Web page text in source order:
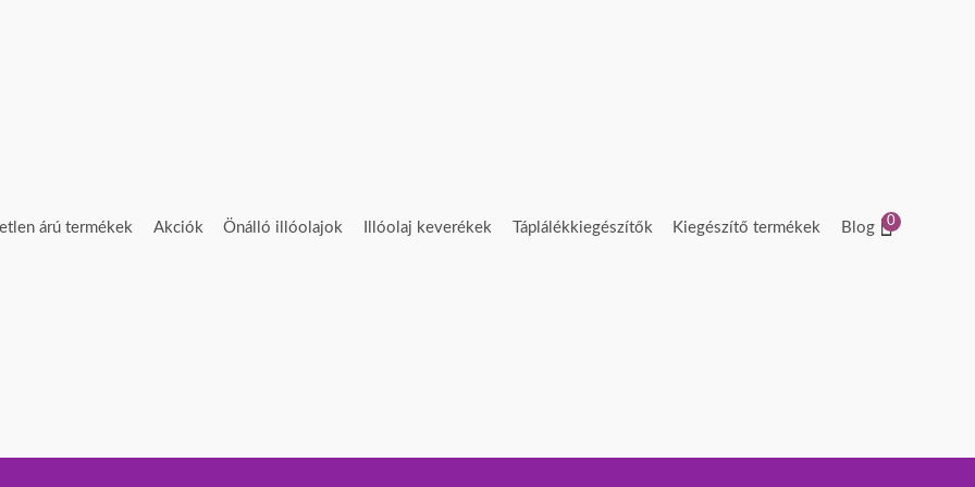
árú termékek Akciók Önálló illóolajok Illóolaj keverékek Táplálékkiegészítők Kiegészítő termékek Blog 0